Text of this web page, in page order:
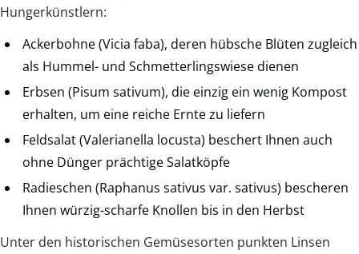
Hungerkünstlern:
Ackerbohne (Vicia faba), deren hübsche Blüten zugleich
als Hummel- und Schmetterlingswiese dienen
Erbsen (Pisum sativum), die einzig ein wenig Kompost
erhalten, um eine reiche Ernte zu liefern
Feldsalat (Valerianella locusta) beschert Ihnen auch
ohne Dünger prächtige Salatköpfe
Radieschen (Raphanus sativus var. sativus) bescheren
Ihnen würzig-scharfe Knollen bis in den Herbst
Unter den historischen Gemüsesorten punkten Linsen